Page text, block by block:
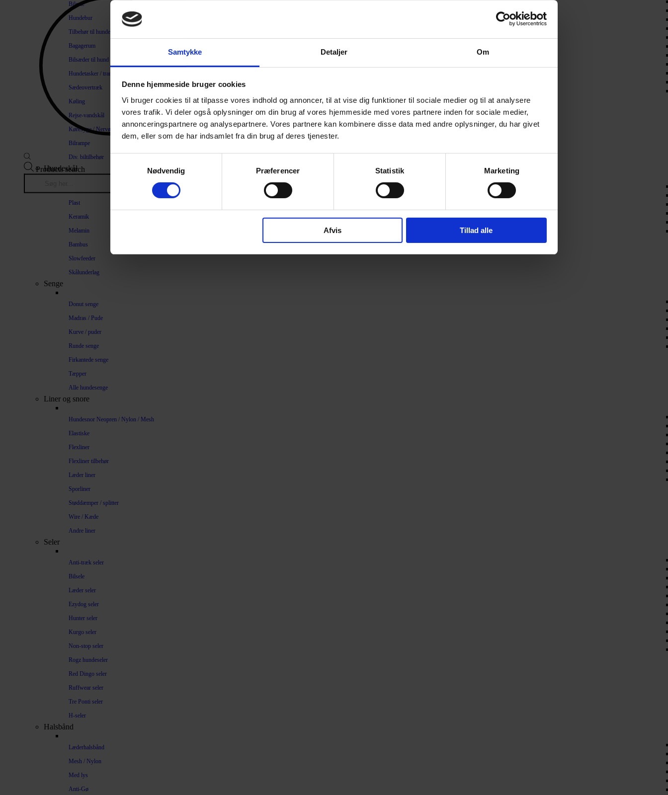
Samtykke Detaljer Om
Denne hjemmeside bruger cookies
Vi bruger cookies til at tilpasse vores indhold og annoncer, til at vise dig funktioner til sociale medier og til at analysere
vores trafik. Vi deler også oplysninger om din brug af vores hjemmeside med vores partnere inden for sociale medier,
annonceringspartnere og analysepartnere. Vores partnere kan kombinere disse data med andre oplysninger, du har givet
dem, eller som de har indsamlet fra din brug af deres tjenester.
Nødvendig
Præferencer Statistik Marketing
Afvis Tillad alle
Bilsele
Hundebur
Tilbehør til hundebure
Bagagerum
Bilsæder til hund
Hundetasker / transportkasser
Sædeovertræk
Køling
Rejse-vandskål
Køresyge / Nervøsitet
Bilrampe
Div. biltilbehør
Hundeskål
Plast
Keramik
Melamin
Bambus
Slowfeeder
Skålunderlag
Senge
Donut senge
Madras / Pude
Kurve / puder
Runde senge
Firkantede senge
Tæpper
Alle hundesenge
Liner og snore
Hundesnor Neopren / Nylon / Mesh
Elastiske
Flexliner
Flexliner tilbehør
Læder liner
Sporliner
Støddæmper / splitter
Wire / Kæde
Andre liner
Seler
Anti-træk seler
Bilsele
Læder seler
Ezydog seler
Hunter seler
Kurgo seler
Non-stop seler
Rogz hundeseler
Red Dingo seler
Ruffwear seler
Tre Ponti seler
H-seler
Halsbånd
Læderhalsbånd
Mesh / Nylon
Med lys
Anti-Gø
Products search